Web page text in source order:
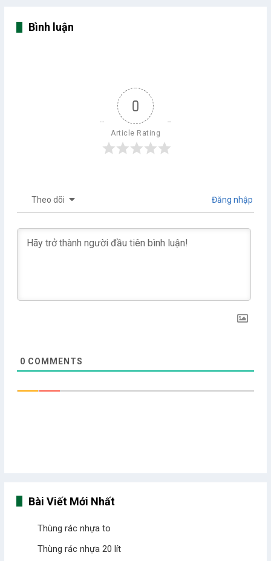
Bình luận
0
Article Rating
Theo dõi Đăng nhập
0 COMMENTS
Bài Viết Mới Nhất
Thùng rác nhựa to
Thùng rác nhựa 20 lít